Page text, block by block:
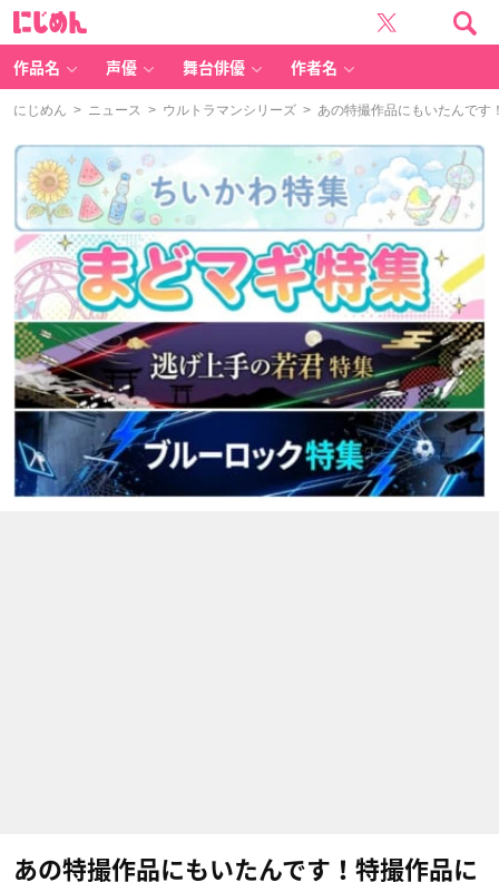
作品名 声優 舞台俳優 作者名
にじめん > ニュース > ウルトラマンシリーズ > あの特撮作品にもいたんです
あの特撮作品にもいたんです！特撮作品に